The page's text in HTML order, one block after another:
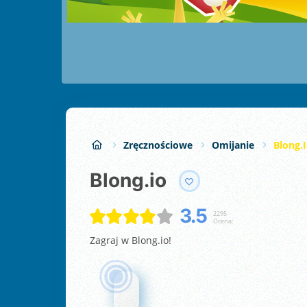
Zręcznościowe Omijanie
Blong.io
3.5
2295
Ocena:
Zagraj w Blong.io!